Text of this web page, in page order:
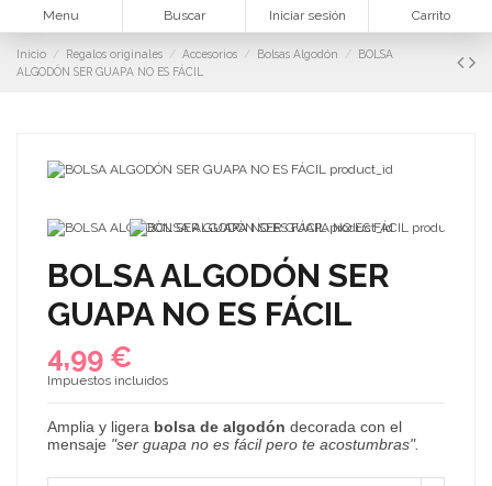
Menu Buscar Iniciar sesión Carrito
Inicio Regalos originales Accesorios Bolsas Algodón
BOLSA
ALGODÓN SER GUAPA NO ES FÁCIL
BOLSA ALGODÓN SER
GUAPA NO ES FÁCIL
4,99 €
Impuestos incluidos
Amplia y ligera bolsa de algodón decorada con el
mensaje "ser guapa no es fácil pero te acostumbras".